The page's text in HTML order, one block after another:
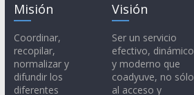
Misión
Coordinar,
recopilar,
normalizar y
difundir los
diferentes
Visión
Ser un servicio
efectivo, dinámico
y moderno que
coadyuve, no sólo
al acceso y